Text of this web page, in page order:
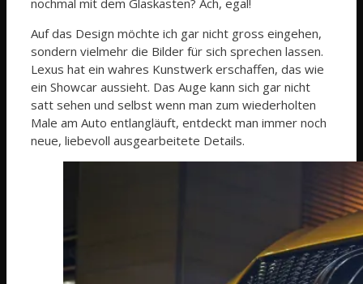
Auf das Design möchte ich gar nicht gross eingehen,
sondern vielmehr die Bilder für sich sprechen lassen.
Lexus hat ein wahres Kunstwerk erschaffen, das wie
ein Showcar aussieht. Das Auge kann sich gar nicht
satt sehen und selbst wenn man zum wiederholten
Male am Auto entlangläuft, entdeckt man immer noch
neue, liebevoll ausgearbeitete Details.